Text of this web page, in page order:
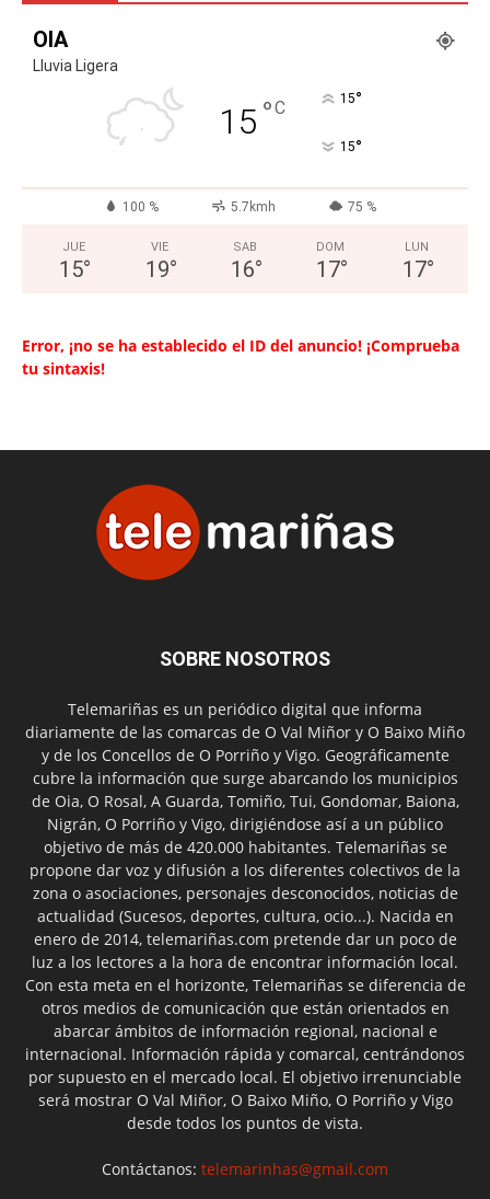
OIA
Lluvia Ligera
15 °C 15°
15°
100 % 5.7kmh 75 %
JUE
15°
VIE
19°
SAB
16°
DOM
17°
LUN
17°
Error, ¡no se ha establecido el ID del anuncio! ¡Comprueba
tu sintaxis!
SOBRE NOSOTROS
Telemariñas es un periódico digital que informa
diariamente de las comarcas de O Val Miñor y O Baixo Miño
y de los Concellos de O Porriño y Vigo. Geográficamente
cubre la información que surge abarcando los municipios
de Oia, O Rosal, A Guarda, Tomiño, Tui, Gondomar, Baiona,
Nigrán, O Porriño y Vigo, dirigiéndose así a un público
objetivo de más de 420.000 habitantes. Telemariñas se
propone dar voz y difusión a los diferentes colectivos de la
zona o asociaciones, personajes desconocidos, noticias de
actualidad (Sucesos, deportes, cultura, ocio...). Nacida en
enero de 2014, telemariñas.com pretende dar un poco de
luz a los lectores a la hora de encontrar información local.
Con esta meta en el horizonte, Telemariñas se diferencia de
otros medios de comunicación que están orientados en
abarcar ámbitos de información regional, nacional e
internacional. Información rápida y comarcal, centrándonos
por supuesto en el mercado local. El objetivo irrenunciable
será mostrar O Val Miñor, O Baixo Miño, O Porriño y Vigo
desde todos los puntos de vista.
Contáctanos: telemarinhas@gmail.com